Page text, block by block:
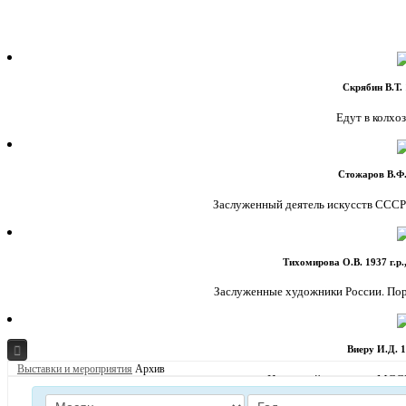
Скрябин В.Т.
Едут в
Стожаров В.Ф.
Заслуженный деятель искусств
Тихомирова О.В. 1937
Заслуженные художники России.
Виеру И.Д.
Народный художник
Главная
Музей и зритель
Выставки и мероприятия Архив